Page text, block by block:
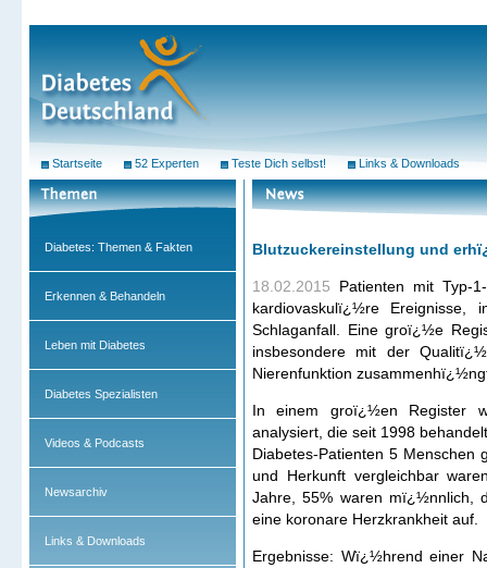
Blutzuckereinstellung und
18.02.2015 Patienten mit Typ-
kardiovaskulï¿½re Ereignisse,
Schlaganfall. Eine groï¿½e
insbesondere mit der
Nierenfunktion
In einem groï¿½en Register
analysiert, die seit 1998
Diabetes-Patienten 5 Menschen
und Herkunft vergleichbar
Jahre, 55% waren mï¿½nnlich,
eine koronare Herzkrankheit auf.
Ergebnisse: Wï¿½hrend einer
Diabetes: Themen & Fakten
Erkennen & Behandeln
Leben mit Diabetes
Diabetes Spezialisten
Videos & Podcasts
Newsarchiv
Links & Downloads
Startseite 52 Experten Teste Dich selbst! Links & Downloads